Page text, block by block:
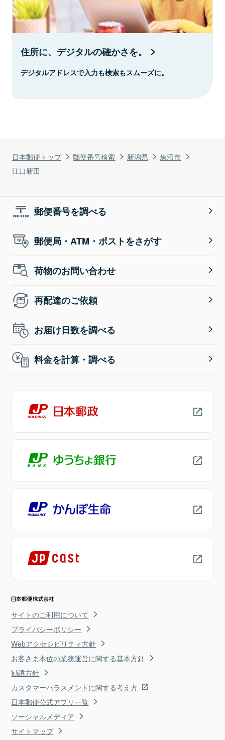
日本郵便トップ 郵便番号検索 新潟県
魚沼市
江口新田
住所に、デジタルの確かさを。
デジタルアドレスで入力も検索もスムーズに。
郵便番号を調べる
郵便局・ATM・ポストをさがす
荷物のお問い合わせ
再配達のご依頼
お届け日数を調べる
料金を計算・調べる
サイトのご利用について
プライバシーポリシー
Webアクセシビリティ方針
お客さま本位の業務運営に関する基本方針
勧誘方針
カスタマーハラスメントに関する考え方
日本郵便公式アプリ一覧
ソーシャルメディア
サイトマップ